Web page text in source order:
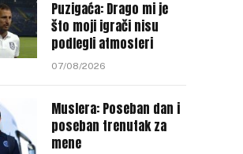
Puzigaća: Drago mi je
što moji igrači nisu
podlegli atmosferi
07/08/2026
Muslera: Poseban dan i
poseban trenutak za
mene